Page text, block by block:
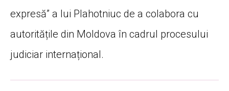
expresă” a lui Plahotniuc de a colabora cu
autoritățile din Moldova în cadrul procesului
judiciar internațional.